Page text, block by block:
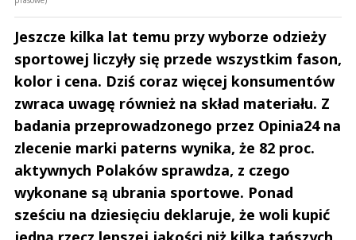
Jeszcze kilka lat temu przy wyborze odzieży
sportowej liczyły się przede wszystkim fason,
kolor i cena. Dziś coraz więcej konsumentów
zwraca uwagę również na skład materiału. Z
badania przeprowadzonego przez Opinia24 na
zlecenie marki paterns wynika, że 82 proc.
aktywnych Polaków sprawdza, z czego
wykonane są ubrania sportowe. Ponad
sześciu na dziesięciu deklaruje, że woli kupić